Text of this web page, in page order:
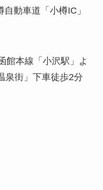
自動車道「小樽IC」
館本線「小沢駅」よ
泉街」下車徒歩2分